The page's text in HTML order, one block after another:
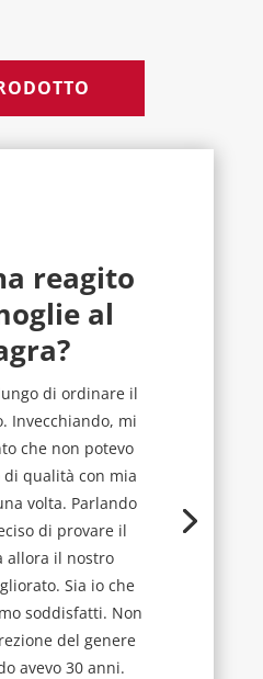
reagito
al
di ordinare il
Invecchiando, mi
che non potevo
di qualità con mia
volta. Parlando
di provare il
allora il nostro
Sia io che
soddisfatti. Non
del genere
avevo 30 anni.